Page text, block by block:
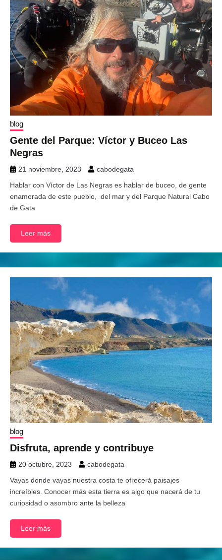
blog
Gente del Parque: Víctor y Buceo Las
Negras
21 noviembre, 2023
cabodegata
Hablar con Víctor de Las Negras es hablar de buceo, de gente
enamorada de este pueblo, del mar y del Parque Natural Cabo
de Gata
Leer más
blog
Disfruta, aprende y contribuye
20 octubre, 2023
cabodegata
Vayas donde vayas nuestra costa te ofrecerá paisajes
increíbles. Conocer más esta tierra es algo que nacerá de tu
curiosidad o asombro ante la belleza
Leer más